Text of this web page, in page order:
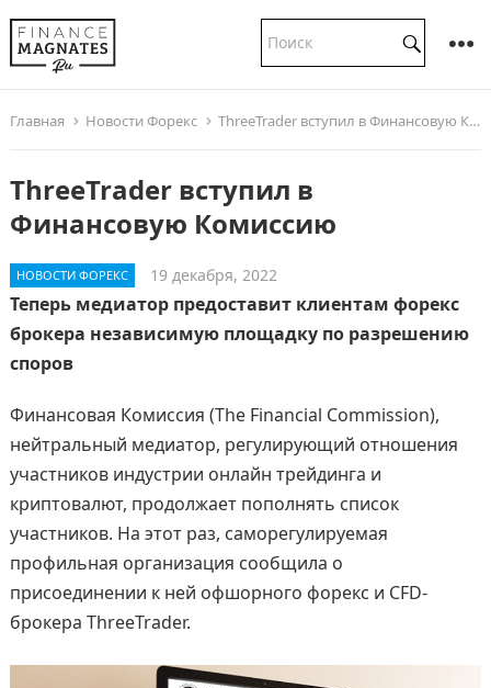
Главная Новости Форекс ThreeTrader вступил в Финансовую Комиссию
ThreeTrader вступил в
Финансовую Комиссию
НОВОСТИ ФОРЕКС 19 декабря, 2022
Теперь медиатор предоставит клиентам форекс
брокера независимую площадку по разрешению
споров
Финансовая Комиссия (The Financial Commission),
нейтральный медиатор, регулирующий отношения
участников индустрии онлайн трейдинга и
криптовалют, продолжает пополнять список
участников. На этот раз, саморегулируемая
профильная организация сообщила о
присоединении к ней офшорного форекс и CFD-
брокера ThreeTrader.